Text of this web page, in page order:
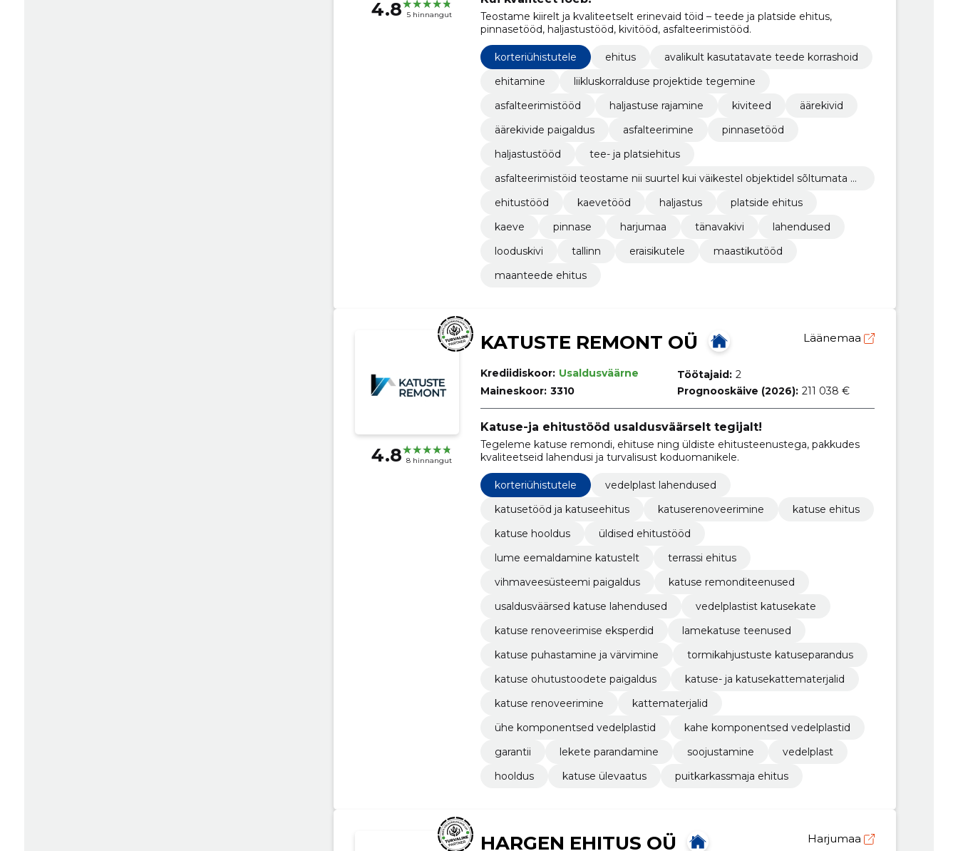
4.8 5 hinnangut
Teostame kiirelt ja kvaliteetselt erinevaid töid – teede ja platside ehitus,
pinnasetööd, haljastustööd, kivitööd, asfalteerimistööd.
korteriühistutele ehitus
avalikult kasutatavate teede korrashoid
ehitamine
liikluskorralduse projektide tegemine
asfalteerimistööd
haljastuse rajamine kiviteed
äärekivid
äärekivide paigaldus
asfalteerimine
pinnasetööd
haljastustööd
tee- ja platsiehitus
asfalteerimistöid teostame nii suurtel kui väikestel objektidel sõltumata n
ehitustööd
kaevetööd haljastus
platside ehitus
kaeve
pinnase harjumaa tänavakivi
lahendused
looduskivi
tallinn eraisikutele
maastikutööd
maanteede ehitus
4.8 8 hinnangut
KATUSTE REMONT OÜ Läänemaa
Krediidiskoor: Usaldusväärne
Maineskoor: 3310
Töötajaid: 2
Prognooskäive (2026): 211 038 €
Katuse-ja ehitustööd usaldusväärselt tegijalt!
Tegeleme katuse remondi, ehituse ning üldiste ehitusteenustega, pakkudes
kvaliteetseid lahendusi ja turvalisust koduomanikele.
korteriühistutele
vedelplast lahendused
katusetööd ja katuseehitus
katuserenoveerimine
katuse ehitus
katuse hooldus
üldised ehitustööd
lume eemaldamine katustelt
terrassi ehitus
vihmaveesüsteemi paigaldus
katuse remonditeenused
usaldusväärsed katuse lahendused
vedelplastist katusekate
katuse renoveerimise eksperdid
lamekatuse teenused
katuse puhastamine ja värvimine
tormikahjustuste katuseparandus
katuse ohutustoodete paigaldus
katuse- ja katusekattematerjalid
katuse renoveerimine
kattematerjalid
ühe komponentsed vedelplastid
kahe komponentsed vedelplastid
garantii
lekete parandamine soojustamine
vedelplast
hooldus
katuse ülevaatus puitkarkassmaja ehitus
HARGEN EHITUS OÜ Harjumaa